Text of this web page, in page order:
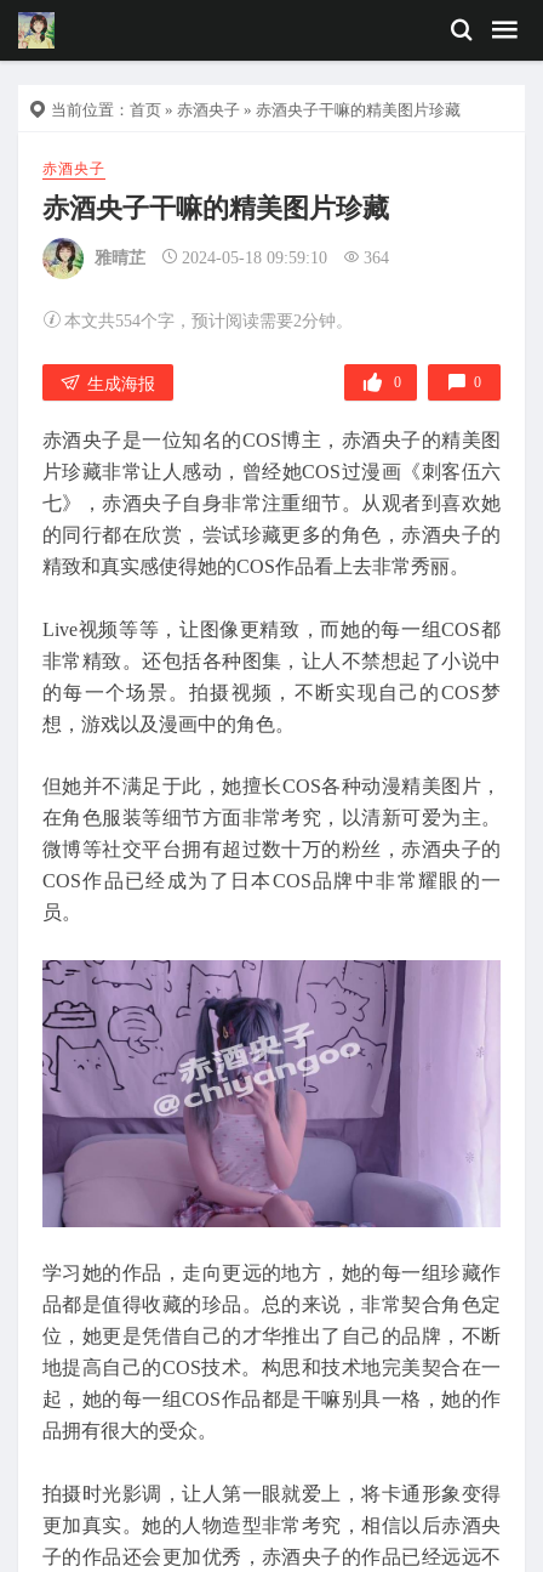
当前位置： 首页 » 赤酒央子 » 赤酒央子干嘛的精美图片珍藏
赤酒央子
赤酒央子干嘛的精美图片珍藏
雅晴芷 2024-05-18 09:59:10 364
本文共554个字，预计阅读需要2分钟。
生成海报 0 0
赤酒央子是一位知名的COS博主，赤酒央子的精美图
片珍藏非常让人感动，曾经她COS过漫画《刺客伍六
七》，赤酒央子自身非常注重细节。从观者到喜欢她
的同行都在欣赏，尝试珍藏更多的角色，赤酒央子的
精致和真实感使得她的COS作品看上去非常秀丽。
Live视频等等，让图像更精致，而她的每一组COS都
非常精致。还包括各种图集，让人不禁想起了小说中
的每一个场景。拍摄视频，不断实现自己的COS梦
想，游戏以及漫画中的角色。
但她并不满足于此，她擅长COS各种动漫精美图片，
在角色服装等细节方面非常考究，以清新可爱为主。
微博等社交平台拥有超过数十万的粉丝，赤酒央子的
COS作品已经成为了日本COS品牌中非常耀眼的一
员。
学习她的作品，走向更远的地方，她的每一组珍藏作
品都是值得收藏的珍品。总的来说，非常契合角色定
位，她更是凭借自己的才华推出了自己的品牌，不断
地提高自己的COS技术。构思和技术地完美契合在一
起，她的每一组COS作品都是干嘛别具一格，她的作
品拥有很大的受众。
拍摄时光影调，让人第一眼就爱上，将卡通形象变得
更加真实。她的人物造型非常考究，相信以后赤酒央
子的作品还会更加优秀，赤酒央子的作品已经远远不